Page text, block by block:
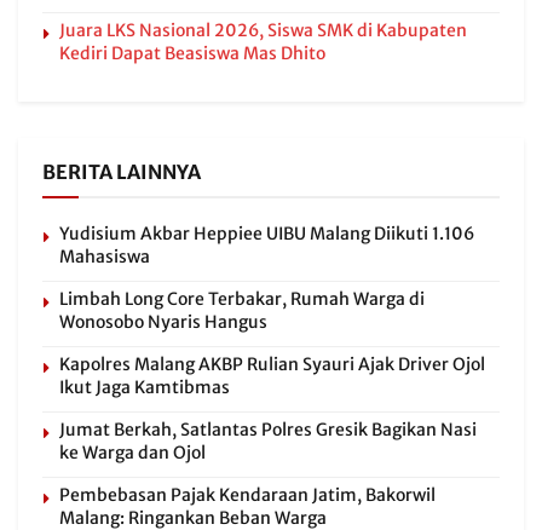
Juara LKS Nasional 2026, Siswa SMK di Kabupaten
Kediri Dapat Beasiswa Mas Dhito
BERITA LAINNYA
Yudisium Akbar Heppiee UIBU Malang Diikuti 1.106
Mahasiswa
Limbah Long Core Terbakar, Rumah Warga di
Wonosobo Nyaris Hangus
Kapolres Malang AKBP Rulian Syauri Ajak Driver Ojol
Ikut Jaga Kamtibmas
Jumat Berkah, Satlantas Polres Gresik Bagikan Nasi
ke Warga dan Ojol
Pembebasan Pajak Kendaraan Jatim, Bakorwil
Malang: Ringankan Beban Warga